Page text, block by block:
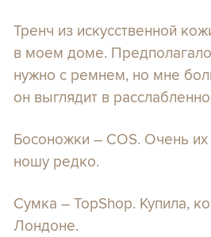
Тренч из искусственной
в моем доме.
нужно с ремнем, но мне
он выглядит в
Босоножки – COS. Очень
ношу редко.
Сумка – TopShop. Купила,
Лондоне.